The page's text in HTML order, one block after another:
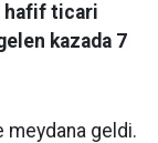
hafif ticari
kazada 7
meydana geldi.